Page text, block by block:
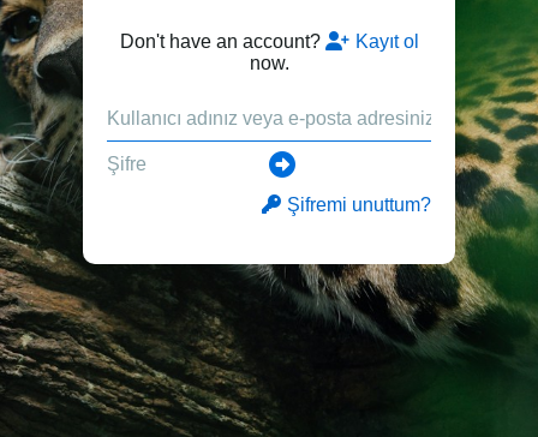
Don't have an account?
Kayıt ol
now.
Şifremi unuttum?